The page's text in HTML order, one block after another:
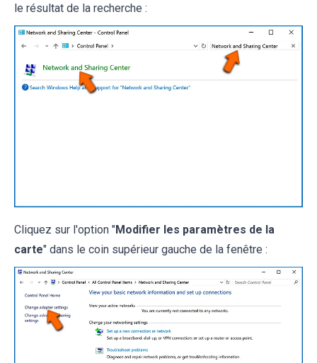
le résultat de la recherche :
Cliquez sur l'option "Modifier les paramètres de la
carte" dans le coin supérieur gauche de la fenêtre :